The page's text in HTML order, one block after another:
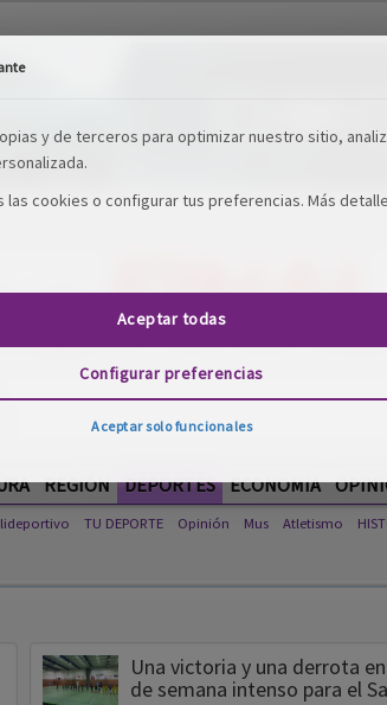
REGIÓN DEPORTES ECONOMÍA
TU DEPORTE Opinión Mus Atletismo
Una victoria y una derrota
de semana intenso para el
y de terceros para optimizar nuestro sitio,
las cookies o configurar tus preferencias. Más
Aceptar todas
Configurar preferencias
Aceptar solo funcionales